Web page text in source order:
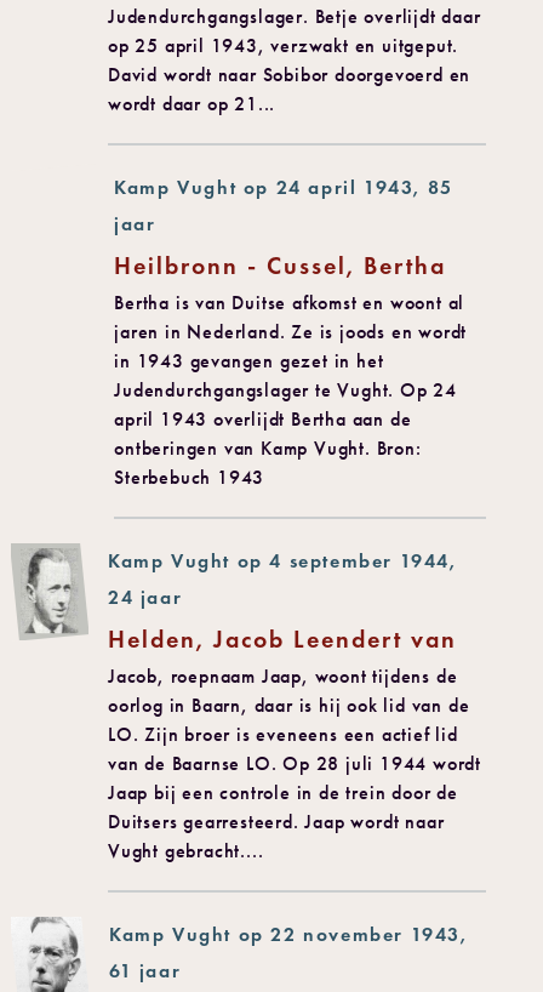
Judendurchgangslager. Betje overlijdt daar
op 25 april 1943, verzwakt en uitgeput.
David wordt naar Sobibor doorgevoerd en
wordt daar op 21...
Kamp Vught op 24 april 1943, 85
jaar
Heilbronn - Cussel, Bertha
Bertha is van Duitse afkomst en woont al
jaren in Nederland. Ze is joods en wordt
in 1943 gevangen gezet in het
Judendurchgangslager te Vught. Op 24
april 1943 overlijdt Bertha aan de
ontberingen van Kamp Vught. Bron:
Sterbebuch 1943
Kamp Vught op 4 september 1944,
24 jaar
Helden, Jacob Leendert van
Jacob, roepnaam Jaap, woont tijdens de
oorlog in Baarn, daar is hij ook lid van de
LO. Zijn broer is eveneens een actief lid
van de Baarnse LO. Op 28 juli 1944 wordt
Jaap bij een controle in de trein door de
Duitsers gearresteerd. Jaap wordt naar
Vught gebracht....
Kamp Vught op 22 november 1943,
61 jaar